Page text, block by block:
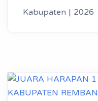
Kabupaten | 2026